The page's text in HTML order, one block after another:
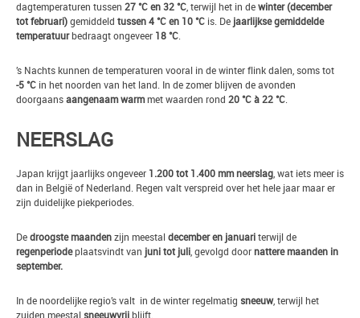
dagtemperaturen tussen 27 °C en 32 °C , terwijl het in dewinter (december
tot februari)gemiddeld tussen 4 °C en 10 °C is. De jaarlijkse gemiddelde
temperatuurbedraagt ongeveer 18 °C
’s Nachts kunnen de temperaturen vooral in de winter flink dalen, soms tot
-5 °C in het noorden van het land. In de zomer blijven de avonden
doorgaansaangenaam warmmet waarden rond 20 °C à 22 °C
NEERSLAG
Japan krijgt jaarlijks ongeveer 1.200 tot 1.400 mm neerslag , wat iets meer is
dan in België of Nederland. Regen valt verspreid over het hele jaar maar er
zijn duidelijke piekperiodes.
Dedroogste maandenzijn meestal december en januariterwijl de
regenperiodeplaatsvindt van juni tot juli , gevolgd doornattere maanden in
september.
In de noordelijke regio’s valt in de winter regelmatig sneeuw, terwijl het
zuiden meestal sneeuwvrijblijft.